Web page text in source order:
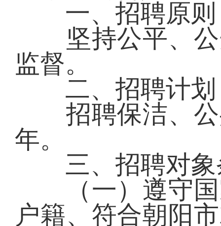
一、招聘原则
坚持公平、公
监督。
二、招聘计划
招聘保洁、公
年。
三、招聘对象
（一）遵守国
户籍、符合朝阳